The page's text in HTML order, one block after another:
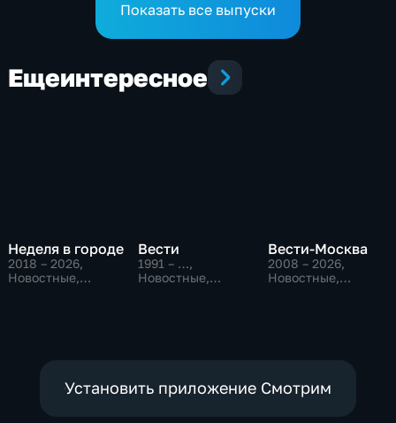
Показать все выпуски
Ещеинтересное
Неделя в городе
2018 – 2026,
Новостные,
Вести
1991 – …,
Новостные,
Вести-Москва
2008 – 2026,
Новостные,
Установить приложение Смотрим